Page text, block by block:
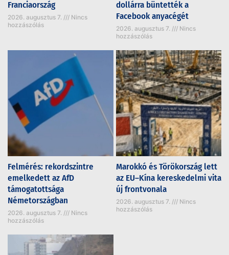
Franciaország
2026. augusztus 7.
Nincs
hozzászólás
dollárra büntették a
Facebook anyacégét
2026. augusztus 7.
Nincs
hozzászólás
Felmérés: rekordszintre
emelkedett az AfD
támogatottsága
Németországban
2026. augusztus 7.
Nincs
hozzászólás
Marokkó és Törökország lett
az EU–Kína kereskedelmi vita
új frontvonala
2026. augusztus 7.
Nincs
hozzászólás